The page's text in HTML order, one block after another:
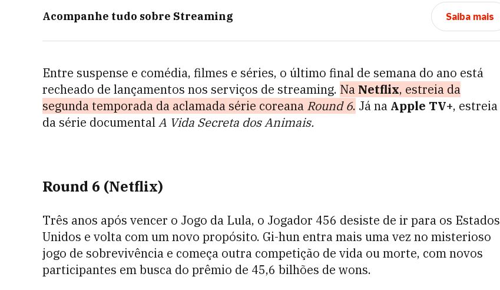
Acompanhe tudo sobre Streaming Saiba mais
Entre suspense e comédia, filmes e séries, o último final de semana do ano está
recheado de lançamentos nos serviços de streaming. Na Netflix, estreia da
segunda temporada da aclamada série coreana Round 6. Já na Apple TV+, estreia
da série documentalA Vida Secreta dos Animais.
Round 6 (Netflix)
Três anos após vencer o Jogo da Lula, o Jogador 456 desiste de ir para os Estados
Unidos e volta com um novo propósito. Gi-hun entra mais uma vez no misterioso
jogo de sobrevivência e começa outra competição de vida ou morte, com novos
participantes em busca do prêmio de 45,6 bilhões de wons.